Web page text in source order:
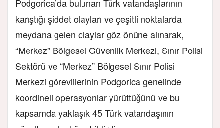
Podgorica’da bulunan Türk vatandaşlarının
karıştığı şiddet olayları ve çeşitli noktalarda
meydana gelen olaylar göz önüne alınarak,
“Merkez” Bölgesel Güvenlik Merkezi, Sınır Polisi
Sektörü ve “Merkez” Bölgesel Sınır Polisi
Merkezi görevlilerinin Podgorica genelinde
koordineli operasyonlar yürüttüğünü ve bu
kapsamda yaklaşık 45 Türk vatandaşının